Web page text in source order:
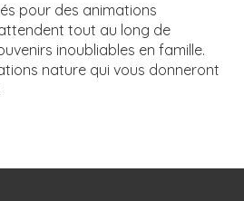
pour des animations
tout au long de
inoubliables en famille.
nature qui vous donneront